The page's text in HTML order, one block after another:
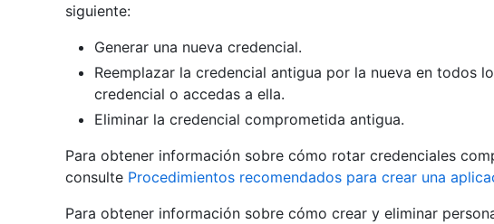
siguiente:
Generar una nueva credencial.
Reemplazar la credencial antigua por la nueva en todos
credencial o accedas a ella.
Eliminar la credencial comprometida antigua.
Para obtener información sobre cómo rotar credenciales
consulte Procedimientos recomendados para crear una
Para obtener información sobre cómo crear y eliminar